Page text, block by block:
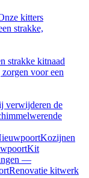
kitters
strakke,
strakke kitnaad
voor een
verwijderen de
Kozijnen
Kit
—
Renovatie kitwerk